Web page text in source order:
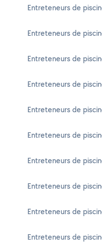
Entreteneurs de
Entreteneurs de
Entreteneurs de
Entreteneurs de
Entreteneurs de
Entreteneurs de
Entreteneurs de
Entreteneurs de
Entreteneurs de
Entreteneurs de